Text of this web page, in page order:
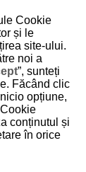
Cookie
și le
site-ului.
noi a
”, sunteți
Făcând clic
opțiune,
conținutul și
în orice